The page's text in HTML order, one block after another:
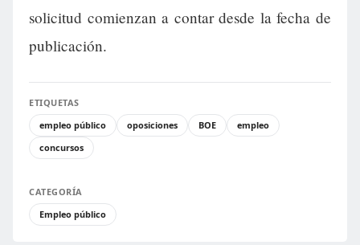
solicitud comienzan a contar desde la fecha de
publicación.
ETIQUETAS
empleo público
oposiciones BOE
empleo
concursos
CATEGORÍA
Empleo público